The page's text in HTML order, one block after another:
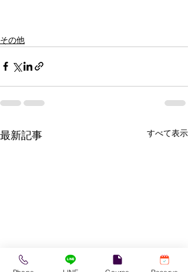
その他
最新記事 すべて表示